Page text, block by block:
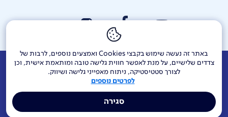
באתר זה נעשה שימוש בקבצי Cookies ואמצעים נוספים, לרבות של
צדדים שלישיים, על מנת לאפשר חווית גלישה טובה ומותאמת אישית, וכן
לצורך סטטיסטיקה, ניתוח מאפייני גלישה ושיווק.
לפרטים נוספים
סגירה
ללכידת לכלוך | אבק | אלרגנים*
בעלת מבנה ייחודי לשאיבה קדימה ואחורה לניקוי מהיר ללא
אודות דרושים צור קשר Investor Relations
הודעות חברה
מוקדי שירות ופניות ציבור
144 בזק בינלאומי
אתר הרכש